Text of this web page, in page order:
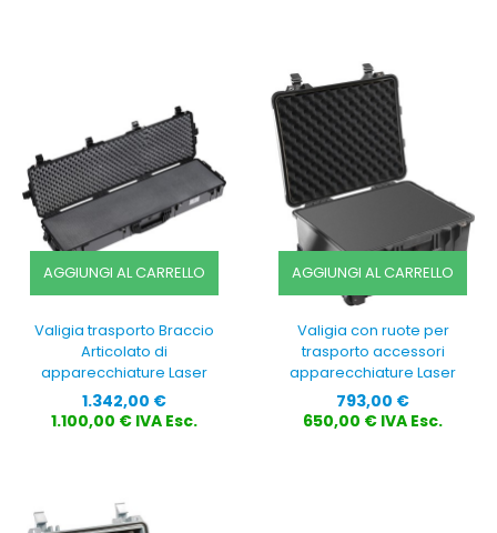
AGGIUNGI AL CARRELLO
Valigia trasporto Braccio
Articolato di
apparecchiature Laser
Prezzo
1.342,00 €
1.100,00 € IVA Esc.
AGGIUNGI AL CARRELLO
Valigia con ruote per
trasporto accessori
apparecchiature Laser
Prezzo
793,00 €
650,00 € IVA Esc.